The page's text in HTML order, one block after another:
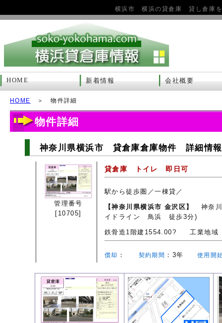
横浜市 横浜の貸倉庫 貸し倉庫
HOME 新着情報 会社概要
HOME ＞ 物件詳細
物件詳細
神奈川県横浜市 貸倉庫倉庫物件 詳細情
管理番号
[10705]
貸倉庫 トイレ 即日可
駅から徒歩圏／一棟貸／
【神奈川県横浜市 金沢区】
神奈
イドライン 鳥浜 徒歩3分)
鉄骨造1階建1554.00?工業地域
償却 ： 契約期間 ：3年 使用開